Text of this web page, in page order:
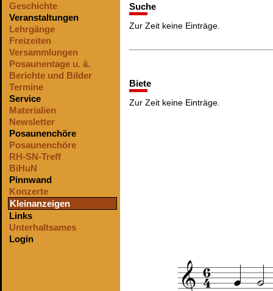
Geschichte
Veranstaltungen
Lehrgänge
Freizeiten
Versammlungen
Posaunentage u. ä.
Berichte und Bilder
Termine
Service
Materialien
Newsletter
Posaunenchöre
Posaunenchöre
RH-SN-Treff
BiHuN
Pinnwand
Konzerte
Kleinanzeigen
Links
Unterhaltsames
Login
Suche
Zur Zeit keine Einträge.
Biete
Zur Zeit keine Einträge.